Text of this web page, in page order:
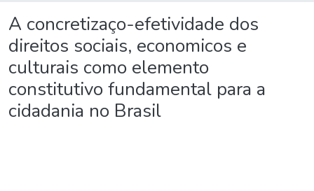
A concretizaço-efetividade dos
direitos sociais, economicos e
culturais como elemento
constitutivo fundamental para a
cidadania no Brasil